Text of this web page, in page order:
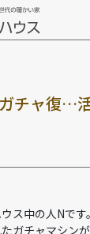
ガチャ復…
ス中の人Nで
ガチャマシン